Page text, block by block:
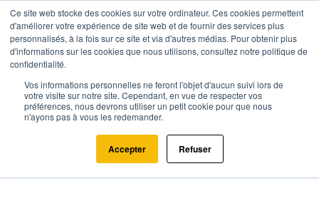
Ce site web stocke des cookies sur votre ordinateur. Ces cookies permettent
d'améliorer votre expérience de site web et de fournir des services plus
personnalisés, à la fois sur ce site et via d'autres médias. Pour obtenir plus
d'informations sur les cookies que nous utilisons, consultez notre politique de
confidentialité.
Vos informations personnelles ne feront l'objet d'aucun suivi lors de
votre visite sur notre site. Cependant, en vue de respecter vos
préférences, nous devrons utiliser un petit cookie pour que nous
n'ayons pas à vous les redemander.
Accepter Refuser
Agence.immo Prix immobilier Provence-Alpes-Côte d'Azur
Marseille (13055)
Prix de l'immobilier au m²
Marseille (13055)